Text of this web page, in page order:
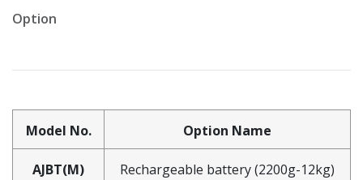
Option
Model No. Option Name
AJBT(M) Rechargeable battery (2200g-12kg)